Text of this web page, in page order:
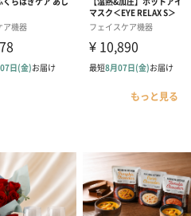
もっと見る